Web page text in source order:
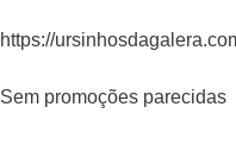
https://
Sem promoções parecidas